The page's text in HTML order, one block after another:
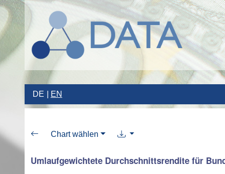
DE EN
Chart wählen
Umlaufgewichtete Durchschnittsrendite für